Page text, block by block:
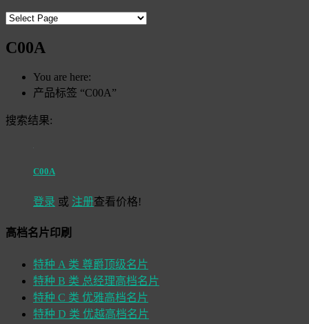
C00A
You are here:
产品标签 “C00A”
搜索结果:
C00A
登录 或 注册查看价格!
高档名片印刷
特种 A 类 尊爵顶级名片
特种 B 类 总经理高档名片
特种 C 类 优雅高档名片
特种 D 类 优越高档名片